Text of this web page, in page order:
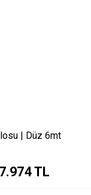
| Düz 6mt
7.974TL